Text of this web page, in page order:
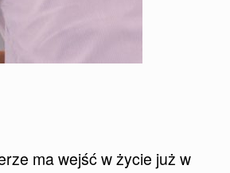
ma wejść w życie już w